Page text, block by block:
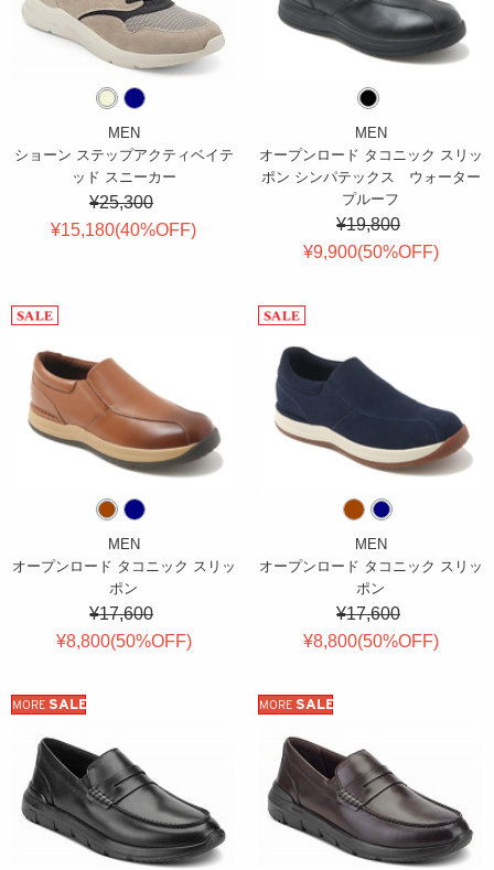
MEN
ショーン ステップアクティベイテ
ッド スニーカー
¥25,300
¥15,180(40%OFF)
MEN
オープンロード タコニック スリッ
ポン シンパテックス ウォーター
プルーフ
¥19,800
¥9,900(50%OFF)
MEN
オープンロード タコニック スリッ
ポン
¥17,600
¥8,800(50%OFF)
MEN
オープンロード タコニック スリッ
ポン
¥17,600
¥8,800(50%OFF)
MORE SALE MORE SALE